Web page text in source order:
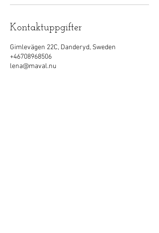
Kontaktuppgifter
Gimlevägen 22C, Danderyd, Sweden
+46708968506
lena@maval.nu